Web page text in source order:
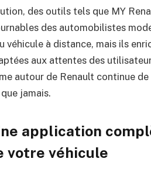
des outils tels que MY
des automobilistes
à distance, mais ils
aux attentes des
autour de Renault continue
jamais.
application
votre véhicule